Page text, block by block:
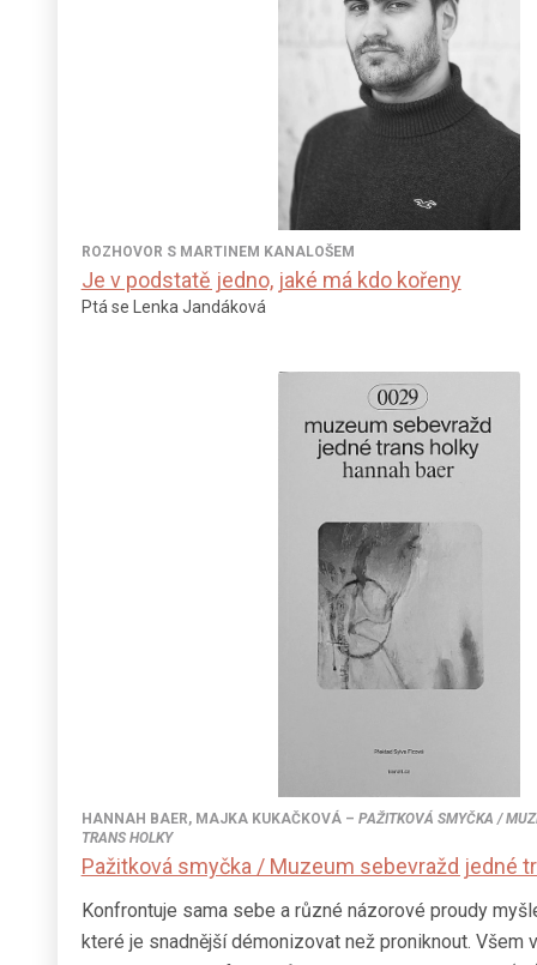
ROZHOVOR S MARTINEM KANALOŠEM
Je v podstatě jedno, jaké má kdo kořeny
Ptá se Lenka Jandáková
HANNAH BAER, MAJKA KUKAČKOVÁ– PAŽITKOVÁ SMYČKA /
TRANS HOLKY
Pažitková smyčka / Muzeum sebevražd jedné
Konfrontuje sama sebe a různé názorové proudy
které je snadnější démonizovat než proniknout. Všem